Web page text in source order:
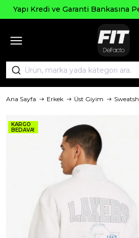
Bankasına Peşin Fiyatına 6
Ana Sayfa Erkek Üst Giyim
KARGO
BEDAVA!